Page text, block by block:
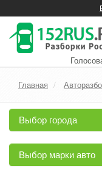
Главная
Выбор города
Выбор марки авто